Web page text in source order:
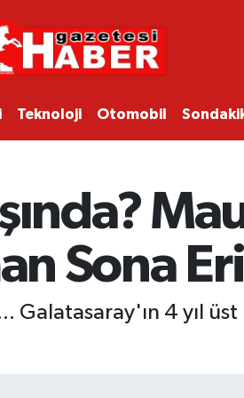
Teknoloji Otomobil
Sona
Galatasaray'ın 4 yıl